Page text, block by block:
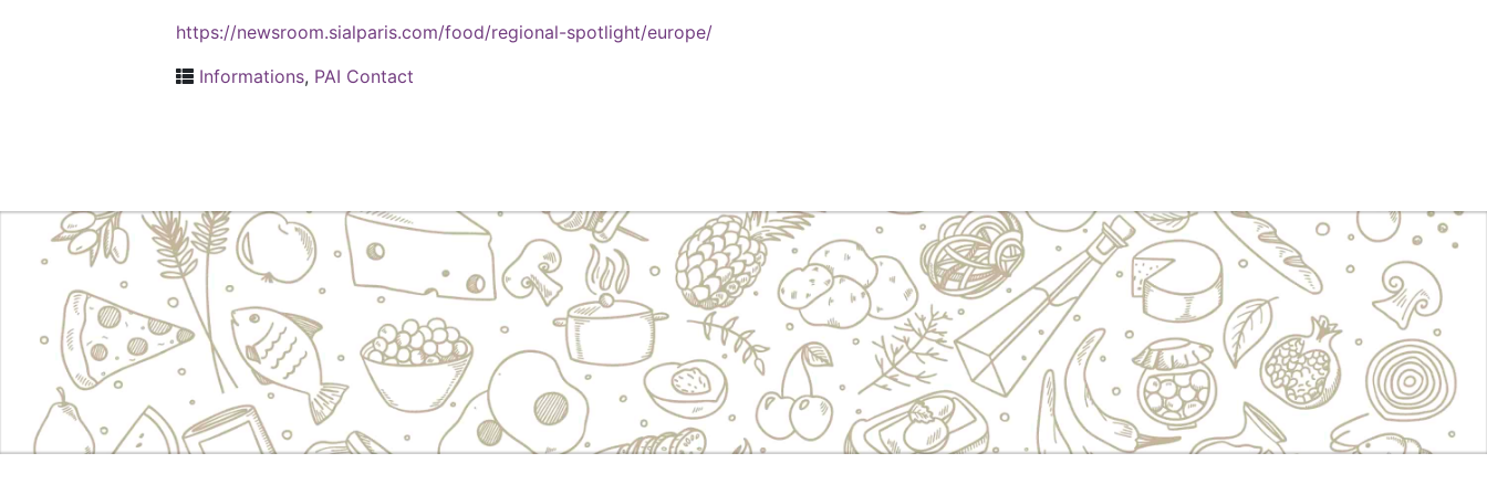
https://newsroom.sialparis.com/food/regional-spotlight/europe/
Informations, PAI Contact